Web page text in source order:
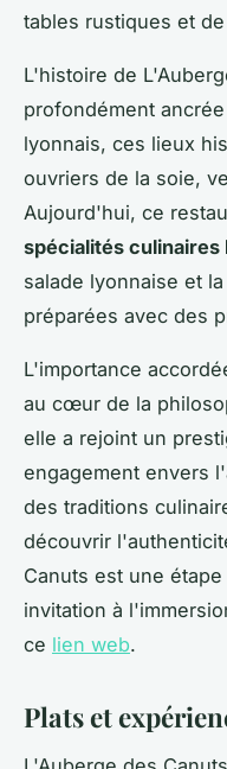
tables rustiques et
L'histoire de
profondément
lyonnais, ces lieux
ouvriers de la soie,
Aujourd'hui, ce
spécialités culinaires
salade lyonnaise et
préparées avec des
L'importance
au cœur de la
elle a rejoint un
engagement envers
des traditions
découvrir
Canuts est une
invitation à
ce lien web.
Plats et